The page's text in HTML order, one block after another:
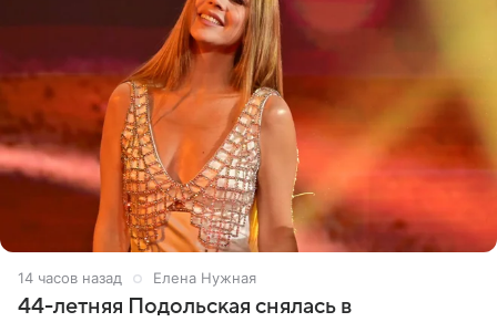
14 часов назад Елена Нужная
44-летняя Подольская снялась в